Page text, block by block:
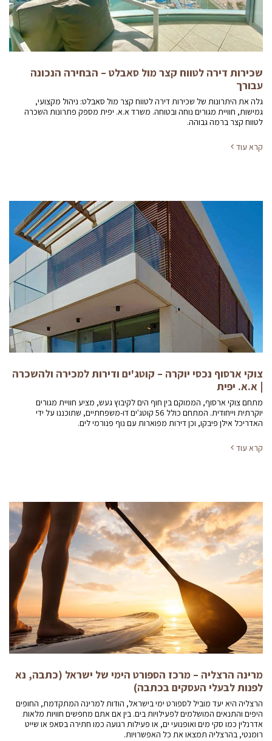
שכירות דירה לטווח קצר מול סאבלט – הבחירה הנכונה
עבורך
גלה את היתרונות של שכירות דירה לטווח קצר מול סאבלט: ניהול מקצועי,
גמישות, חוויית מגורים נוחה ובטוחה. משרד א.א. יפית מספק פתרונות השכרה
לטווח קצר ברמה גבוהה.
קרא עוד
צוקי ארסוף נכסי יוקרה – קוטג'ים ודירות למכירה ולהשכרה
| א.א. יפית
מתחם צוקי ארסוף, הממוקם בין חוף הים לקיבוץ געש, מציע חוויית מגורים
יוקרתית וייחודית. המתחם כולל 56 קוטג'ים דו-משפחתיים, שתוכננו על ידי
האדריכל אילן פיבקו, וכן דירות מפוארות עם נוף פנורמי לים.
קרא עוד
מרינה הרצליה – מרכז הספורט הימי של ישראל (כתבה, נא
לפנות לבעלי העסקים בכתבה)
הרצליה היא יעד מוביל לספורט ימי בישראל, הודות למרינה המתקדמת, החופים
היפים והתנאים המושלמים לפעילויות בים. בין אם אתם מחפשים חוויות מלאות
אדרנלין כמו סקי מים ואופנועי ים, או פעילות רגועה כמו חתירה בסאפ או שייט
רומנטי, בהרצליה תמצאו את כל האפשרויות.